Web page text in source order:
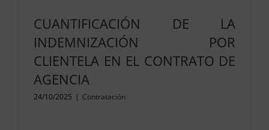
CUANTIFICACIÓN DE LA
INDEMNIZACIÓN POR
CLIENTELA EN EL CONTRATO DE
AGENCIA
24/10/2025 | Contratación